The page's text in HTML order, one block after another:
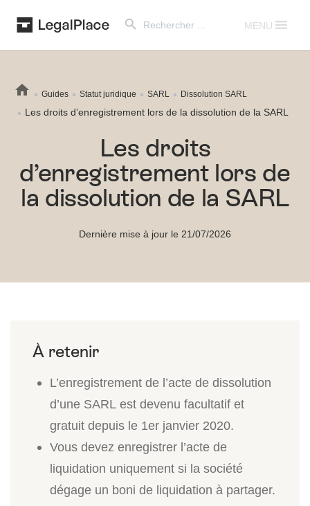
for:
MENU
Guides Statut juridique SARL Dissolution SARL
Les droits d’enregistrement lors de la dissolution de la SARL
Les droits
d’enregistrement lors de
la dissolution de la SARL
Dernière mise à jour le 21/07/2026
L’enregistrement de l’acte de dissolution
d’une SARL est devenu facultatif et
gratuit depuis le 1er janvier 2020.
Vous devez enregistrer l’acte de
liquidation uniquement si la société
dégage un boni de liquidation à partager.